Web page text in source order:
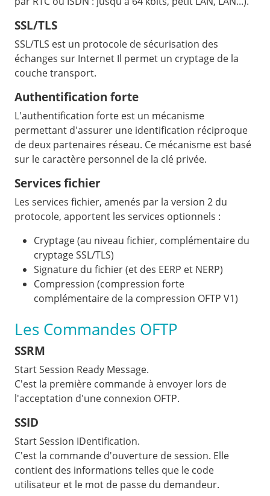
SSL/TLS
SSL/TLS est un protocole de sécurisation des
échanges sur Internet Il permet un cryptage de la
couche transport.
Authentification forte
L'authentification forte est un mécanisme
permettant d'assurer une identification réciproque
de deux partenaires réseau. Ce mécanisme est basé
sur le caractère personnel de la clé privée.
Services fichier
Les services fichier, amenés par la version 2 du
protocole, apportent les services optionnels :
Cryptage (au niveau fichier, complémentaire du
cryptage SSL/TLS)
Signature du fichier (et des EERP et NERP)
Compression (compression forte
complémentaire de la compression OFTP V1)
Les Commandes OFTP
SSRM
Start Session Ready Message.
C'est la première commande à envoyer lors de
l'acceptation d'une connexion OFTP.
SSID
Start Session IDentification.
C'est la commande d'ouverture de session. Elle
contient des informations telles que le code
utilisateur et le mot de passe du demandeur.